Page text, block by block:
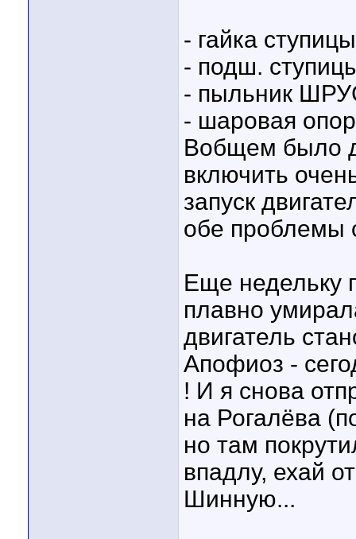
- гайка
- подш.
- пыльник
- шаровая
Вобщем было
включить
запуск
обе проблемы
Еще недельку
плавно
двигатель
Апофиоз -
! И я снова
на Рогалёва
но там
впадлу, ехай
Шинную...